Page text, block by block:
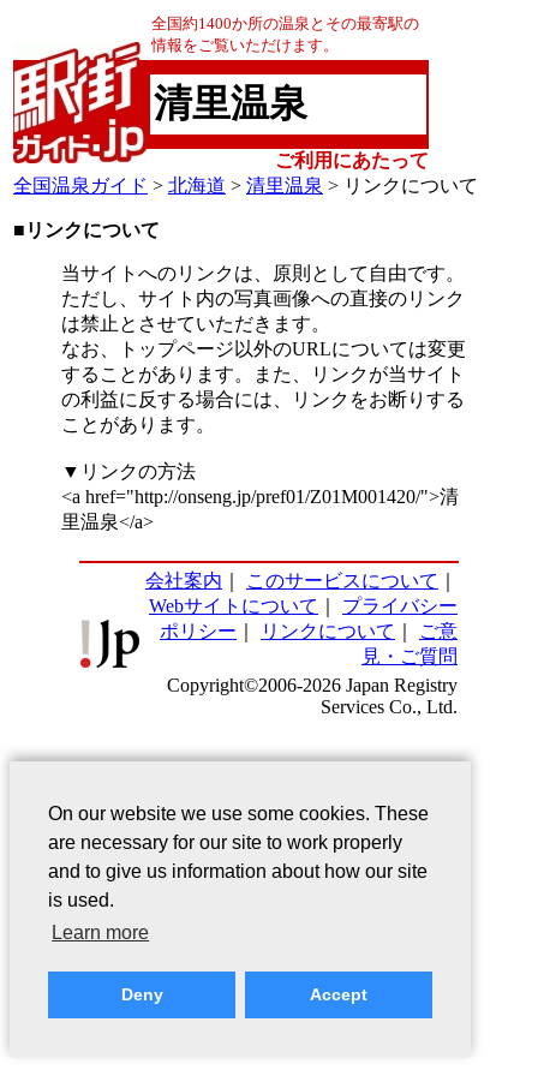
全国約1400か所の温泉とその最寄駅の
情報をご覧いただけます。
清里温泉
ご利用にあたって
全国温泉ガイド > 北海道 > 清里温泉 > リンクについて
■リンクについて
当サイトへのリンクは、原則として自由です。
ただし、サイト内の写真画像への直接のリンク
は禁止とさせていただきます。
なお、トップページ以外のURLについては変更
することがあります。また、リンクが当サイト
の利益に反する場合には、リンクをお断りする
ことがあります。
▼リンクの方法
<a href="http://onseng.jp/pref01/Z01M001420/">清
里温泉</a>
会社案内 このサービスについて
Webサイトについて
プライバシー
ポリシー
リンクについて
ご意
見・ご質問
Copyright©2006-2026 Japan Registry
Services Co., Ltd.
On our website we use some cookies. These
are necessary for our site to work properly
and to give us information about how our site
is used.
Learn more
Deny Accept